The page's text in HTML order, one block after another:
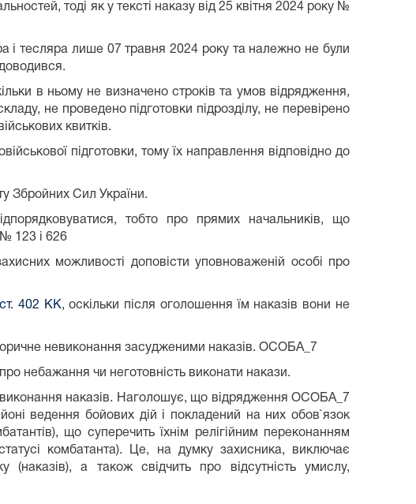
тоді як у тексті наказу від 25 квітня 2024 року №
тесляра лише 07 травня 2024 року та належно не були
в ньому не визначено строків та умов відрядження,
не проведено підготовки підрозділу, не перевірено
квитків.
підготовки, тому їх направлення відповідно до
Збройних Сил України.
тобто про прямих начальників, що
123 і 626
можливості доповісти уповноваженій особі про
ст. 402 КК, оскільки після оголошення їм наказів вони не
невиконання засудженими наказів. ОСОБА_7
небажання чи неготовність виконати накази.
виконання наказів. Наголошує, що відрядження ОСОБА_7
ведення бойових дій і покладений на них обов`язок
що суперечить їхнім релігійним переконанням
комбатанта). Це, на думку захисника, виключає
(наказів), а також свідчить про відсутність умислу,